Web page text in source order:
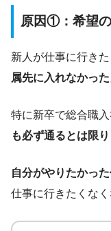
原因①：希望
新人が仕事に行き
属先に入れなかった
特に新卒で総合職入
も必ず通るとは限り
自分がやりたかっ
仕事に行きたくな